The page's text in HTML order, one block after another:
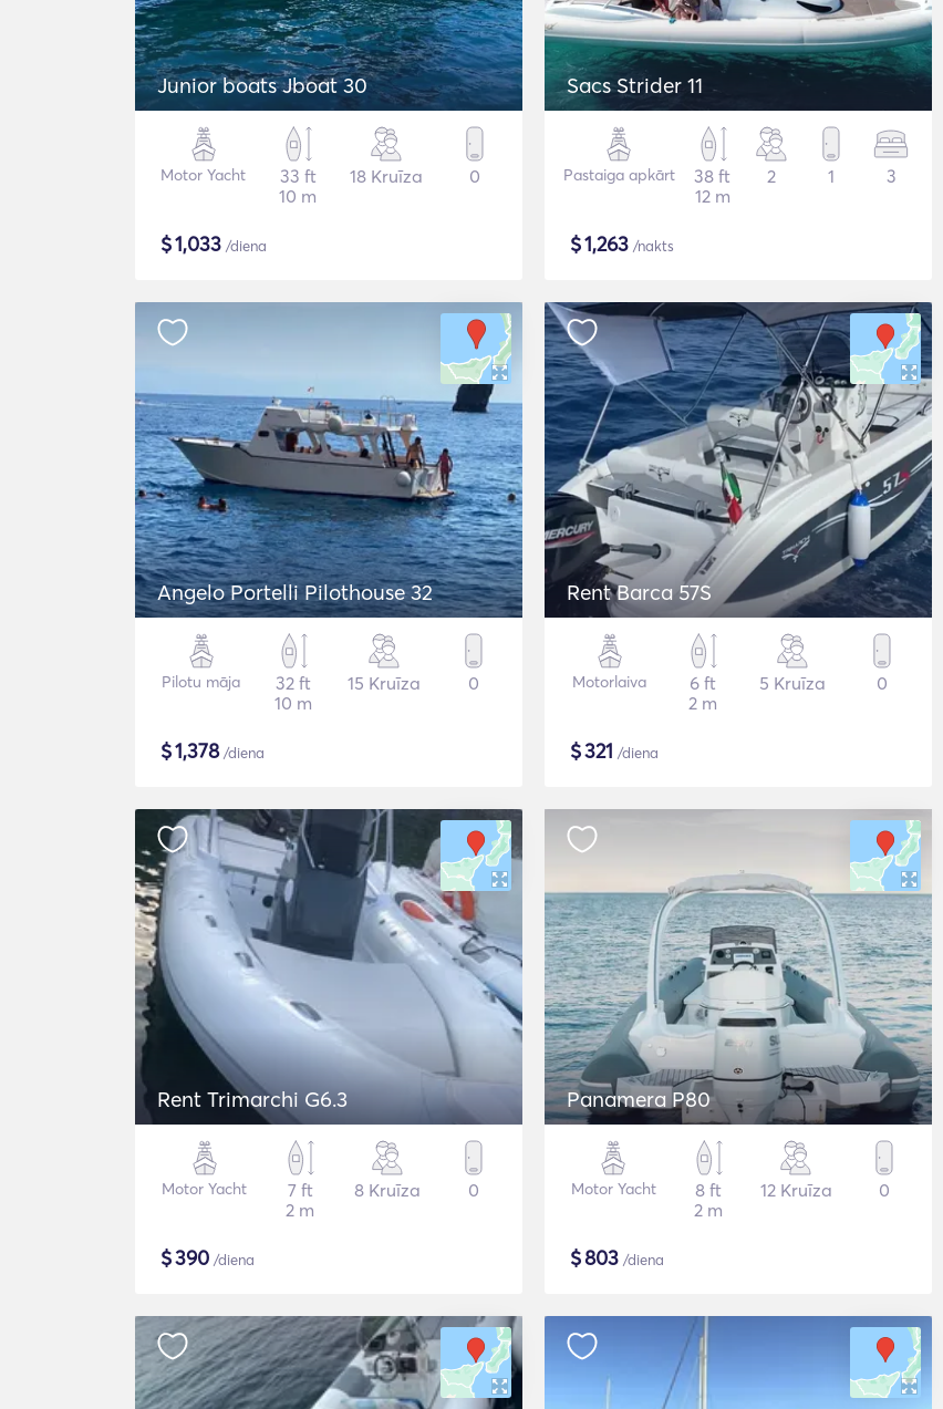
Junior boats Jboat 30
Motor Yacht
33 ft
10 m
18 Kruīza 0
$1,033 /diena
Sacs Strider 11
Pastaiga apkārt
38 ft
12 m
2 1 3
$1,263 /nakts
Angelo Portelli Pilothouse 32
Pilotu māja
32 ft
10 m
15 Kruīza 0
$1,378/diena
Rent Barca 57S
Motorlaiva
6 ft
2 m
5 Kruīza 0
$321 /diena
Rent Trimarchi G6.3
Motor Yacht
7 ft
2 m
8 Kruīza 0
$390 /diena
Panamera P80
Motor Yacht
8 ft
2 m
12 Kruīza 0
$803 /diena